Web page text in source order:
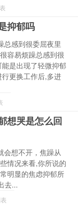
抑郁吗
总感到很委屈夜里
容易烦躁总感到很
是出现了轻微抑郁
更换工作后,多进
想哭是怎么回
会想不开，焦躁从
情况来看,你所说的
明显的焦虑抑郁所
去...